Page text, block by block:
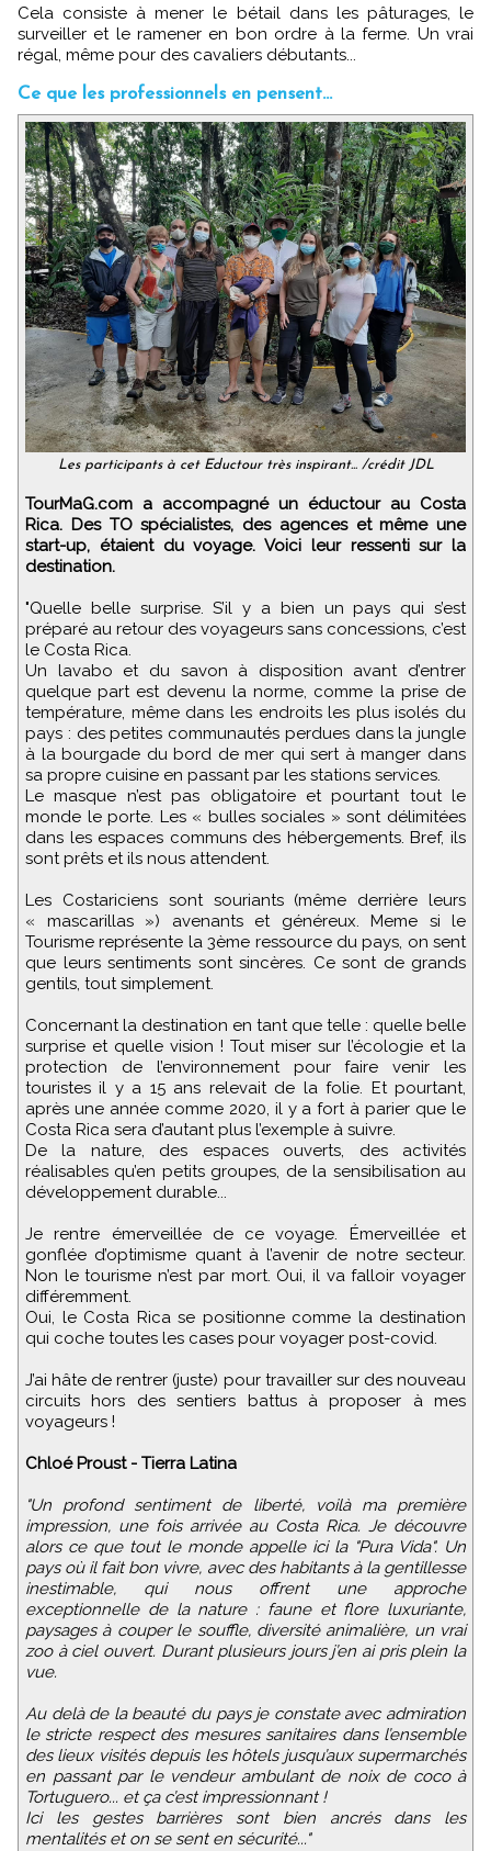
Cela consiste à mener le bétail dans les pâturages, le
surveiller et le ramener en bon ordre à la ferme. Un vrai
régal, même pour des cavaliers débutants...
Ce que les professionnels en pensent...
Les participants à cet Eductour très inspirant... /crédit JDL
TourMaG.com a accompagné un éductour au Costa
Rica. Des TO spécialistes, des agences et même une
start-up, étaient du voyage. Voici leur ressenti sur la
destination.
"Quelle belle surprise. S’il y a bien un pays qui s’est
préparé au retour des voyageurs sans concessions, c’est
le Costa Rica.
Un lavabo et du savon à disposition avant d’entrer
quelque part est devenu la norme, comme la prise de
température, même dans les endroits les plus isolés du
pays : des petites communautés perdues dans la jungle
à la bourgade du bord de mer qui sert à manger dans
sa propre cuisine en passant par les stations services.
Le masque n’est pas obligatoire et pourtant tout le
monde le porte. Les « bulles sociales » sont délimitées
dans les espaces communs des hébergements. Bref, ils
sont prêts et ils nous attendent.
Les Costariciens sont souriants (même derrière leurs
« mascarillas ») avenants et généreux. Meme si le
Tourisme représente la 3ème ressource du pays, on sent
que leurs sentiments sont sincères. Ce sont de grands
gentils, tout simplement.
Concernant la destination en tant que telle : quelle belle
surprise et quelle vision ! Tout miser sur l’écologie et la
protection de l’environnement pour faire venir les
touristes il y a 15 ans relevait de la folie. Et pourtant,
après une année comme 2020, il y a fort à parier que le
Costa Rica sera d’autant plus l’exemple à suivre.
De la nature, des espaces ouverts, des activités
réalisables qu’en petits groupes, de la sensibilisation au
développement durable...
Je rentre émerveillée de ce voyage. Émerveillée et
gonflée d’optimisme quant à l’avenir de notre secteur.
Non le tourisme n’est par mort. Oui, il va falloir voyager
différemment.
Oui, le Costa Rica se positionne comme la destination
qui coche toutes les cases pour voyager post-covid.
J’ai hâte de rentrer (juste) pour travailler sur des nouveau
circuits hors des sentiers battus à proposer à mes
voyageurs !
Chloé Proust - Tierra Latina
"Un profond sentiment de liberté, voilà ma première
impression, une fois arrivée au Costa Rica. Je découvre
alors ce que tout le monde appelle ici la "Pura Vida". Un
pays où il fait bon vivre, avec des habitants à la gentillesse
inestimable, qui nous offrent une approche
exceptionnelle de la nature : faune et flore luxuriante,
paysages à couper le souffle, diversité animalière, un vrai
zoo à ciel ouvert. Durant plusieurs jours j’en ai pris plein la
vue.
Au delà de la beauté du pays je constate avec admiration
le stricte respect des mesures sanitaires dans l’ensemble
des lieux visités depuis les hôtels jusqu’aux supermarchés
en passant par le vendeur ambulant de noix de coco à
Tortuguero... et ça c’est impressionnant !
Ici les gestes barrières sont bien ancrés dans les
mentalités et on se sent en sécurité..."